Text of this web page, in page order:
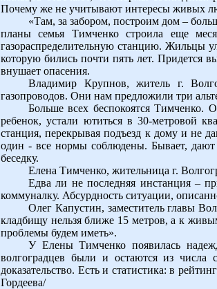
Почему же не учитывают интересы живых
«Там, за забором, построим дом –
планы семья Тимченко строила еще
газораспределительную станцию. Жильцы
которую бились почти пять лет. Придется
внушает опасения.
Владимир Крупнов, житель г.
газопроводов. Они нам предложили три
Больше всех беспокоятся Тимченко.
ребенок, устали ютиться в 30-метровой
станция, перекрывая подъезд к дому и не
один - все нормы соблюдены. Бывает,
беседку.
Елена Тимченко, жительница г.
Едва ли не последняя инстанция –
коммуналку. Абсурдность ситуации,
Олег Капустин, заместитель главы
кладбищу нельзя ближе 15 метров, а к
проблемы будем иметь».
У Елены Тимченко появилась
волгоградцев были и остаются из
доказательство. Есть и статистика: в
Гордеева/